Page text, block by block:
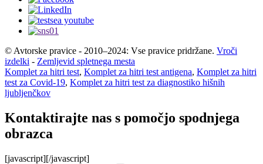
© Avtorske pravice - 2010–2024: Vse pravice pridržane. Vroči
izdelki - Zemljevid spletnega mesta
Komplet za hitri test, Komplet za hitri test antigena, Komplet za hitri
test za Covid-19, Komplet za hitri test za diagnostiko hišnih
ljubljenčkov
Kontaktirajte nas s pomočjo spodnjega
obrazca
[javascript][/javascript]